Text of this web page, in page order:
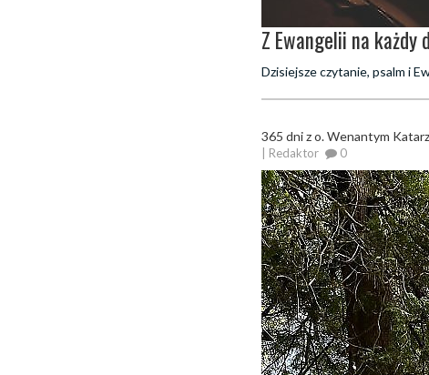
Z Ewangelii na każdy
Dzisiejsze czytanie, psalm i
365 dni z o. Wenantym
| Redaktor 0